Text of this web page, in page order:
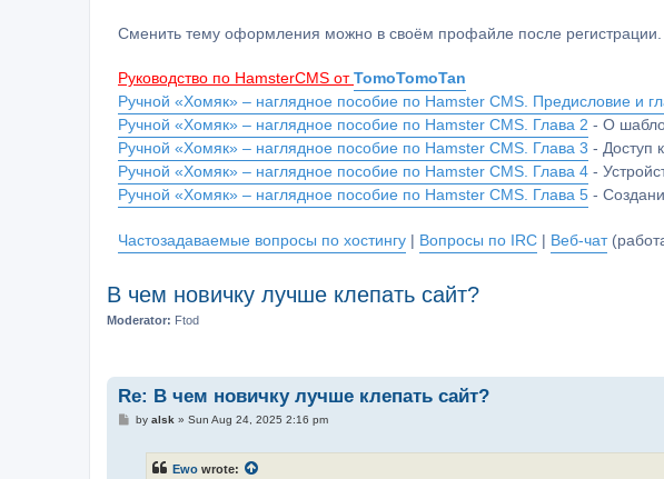
Сменить тему оформления можно в своём профайле после регистрации.
Руководство по HamsterCMS от TomoTomoTan
Ручной «Хомяк» – наглядное пособие по Hamster CMS. Предисловие и
Ручной «Хомяк» – наглядное пособие по Hamster CMS. Глава 2 - О
Ручной «Хомяк» – наглядное пособие по Hamster CMS. Глава 3 - Доступ
Ручной «Хомяк» – наглядное пособие по Hamster CMS. Глава 4 -
Ручной «Хомяк» – наглядное пособие по Hamster CMS. Глава 5 -
Частозадаваемые вопросы по хостингу | Вопросы по IRC | Веб-чат
В чем новичку лучше клепать сайт?
Moderator: Ftod
Re: В чем новичку лучше клепать сайт?
Pby alsk » Sun Aug 24, 2025 2:16 pm
Ewo wrote: